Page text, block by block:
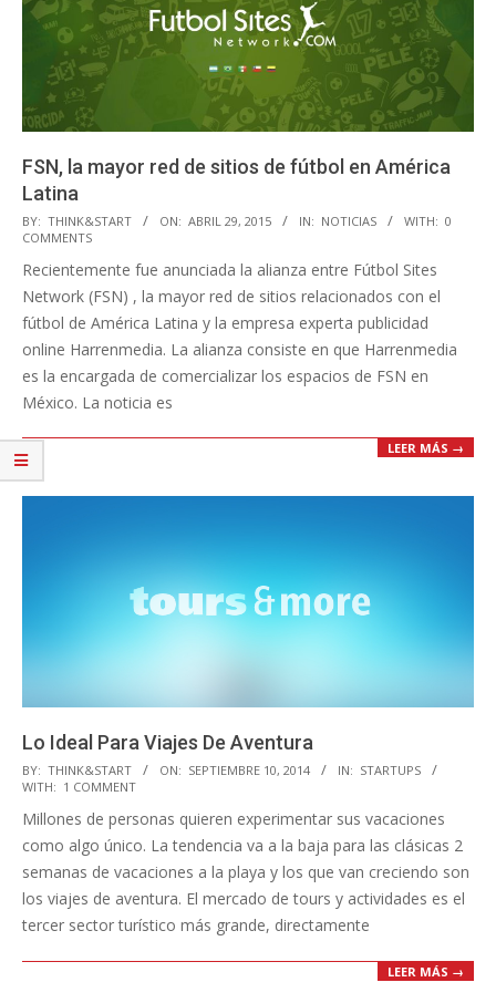
FSN, la mayor red de sitios de fútbol en América
Latina
2015-
04-
29
BY: THINK&START ON: ABRIL 29, 2015 IN: NOTICIAS WITH: 0
COMMENTS
Recientemente fue anunciada la alianza entre Fútbol Sites
Network (FSN) , la mayor red de sitios relacionados con el
fútbol de América Latina y la empresa experta publicidad
online Harrenmedia. La alianza consiste en que Harrenmedia
es la encargada de comercializar los espacios de FSN en
México. La noticia es
LEER MÁS →
Lo Ideal Para Viajes De Aventura
2014-
09-
10
BY: THINK&START ON: SEPTIEMBRE 10, 2014 IN: STARTUPS
WITH: 1 COMMENT
Millones de personas quieren experimentar sus vacaciones
como algo único. La tendencia va a la baja para las clásicas 2
semanas de vacaciones a la playa y los que van creciendo son
los viajes de aventura. El mercado de tours y actividades es el
tercer sector turístico más grande, directamente
LEER MÁS →